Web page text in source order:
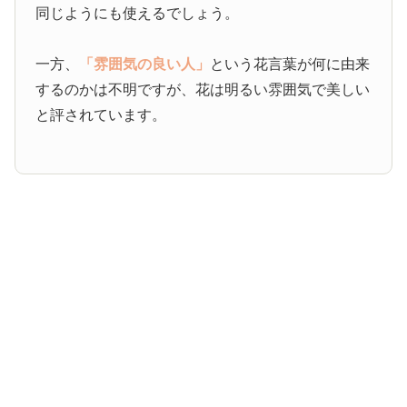
同じようにも使えるでしょう。
一方、 「雰囲気の良い人」 という花言葉が何に由来
するのかは不明ですが、花は明るい雰囲気で美しい
と評されています。